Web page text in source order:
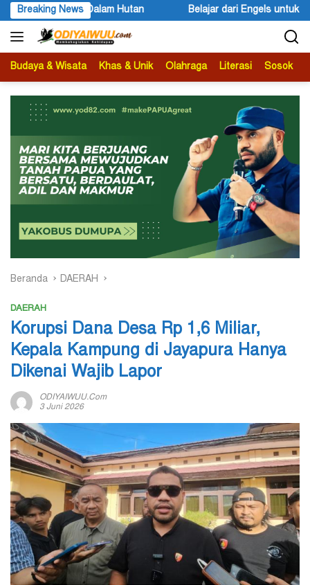
Langsung
ke
konten
Breaking News
dari Engels untuk Karl Marx Peace Literacy Papua
Budaya & Wisata Khas & Unik Olahraga Literasi Sosok
Beranda DAERAH
DAERAH
Korupsi Dana Desa Rp 1,6 Miliar,
Kepala Kampung di Jayapura Hanya
Dikenai Wajib Lapor
ODIYAIWUU.com
3 Juni 2026